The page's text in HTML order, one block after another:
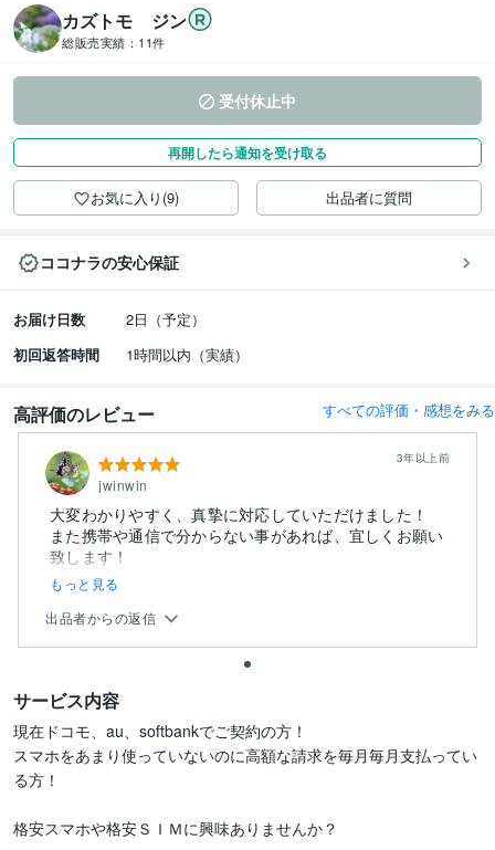
カズトモ ジン
総販売実績： 11件
受付休止中
再開したら通知を受け取る
お気に入り(9) 出品者に質問
ココナラの安心保証
お届け日数
2日（予定）
初回返答時間
1時間以内（実績）
高評価のレビュー すべての評価・感想をみる
jwinwin
3年以上前
大変わかりやすく、真摯に対応していただけました！
また携帯や通信で分からない事があれば、宜しくお願い
致します！
もっと見る
出品者からの返信
サービス内容
現在ドコモ、au、softbankでご契約の方！
スマホをあまり使っていないのに高額な請求を毎月毎月支払ってい
る方！
格安スマホや格安ＳＩＭに興味ありませんか？